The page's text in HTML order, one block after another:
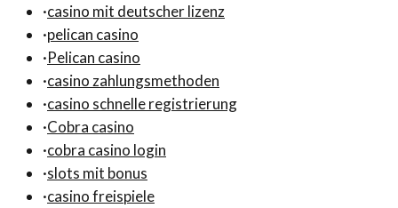
·casino mit deutscher lizenz
·pelican casino
·Pelican casino
·casino zahlungsmethoden
·casino schnelle registrierung
·Cobra casino
·cobra casino login
·slots mit bonus
·casino freispiele